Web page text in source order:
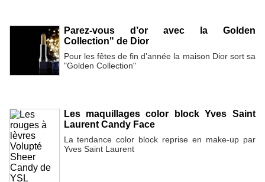
Parez-vous d’or avec la Golden
Collection" de Dior
Pour les fêtes de fin d’année la maison Dior sort sa
"Golden Collection"
Les maquillages color block Yves Saint
Laurent Candy Face
La tendance color block reprise en make-up par
Yves Saint Laurent